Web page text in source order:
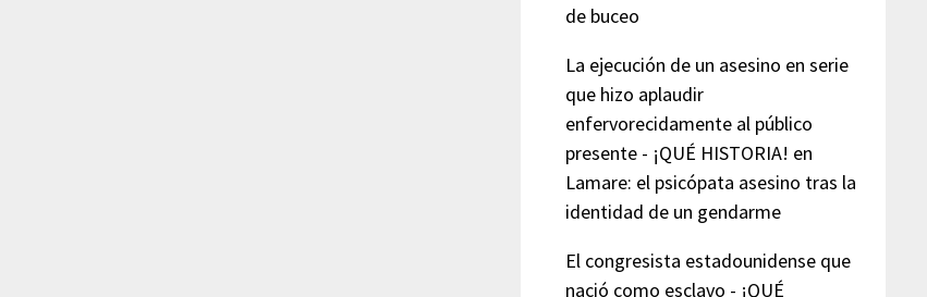
de buceo
La ejecución de un asesino en serie
que hizo aplaudir
enfervorecidamente al público
presente - ¡QUÉ HISTORIA! en
Lamare: el psicópata asesino tras la
identidad de un gendarme
El congresista estadounidense que
nació como esclavo - ¡QUÉ